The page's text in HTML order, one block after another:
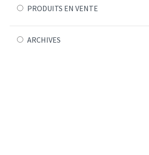
PRODUITS EN VENTE
ARCHIVES